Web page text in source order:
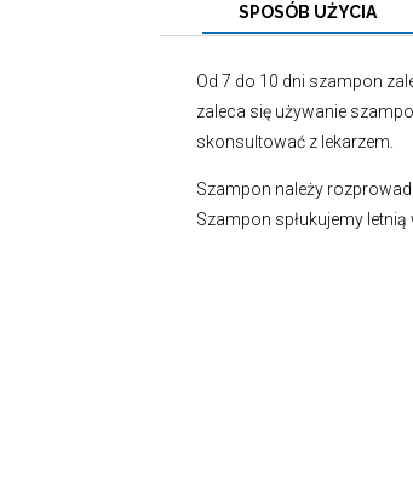
SPOSÓB UŻYCIA
Od 7 do 10 dni szampon
zaleca się używanie
skonsultować z lekarzem.
Szampon należy
Szampon spłukujemy letnią